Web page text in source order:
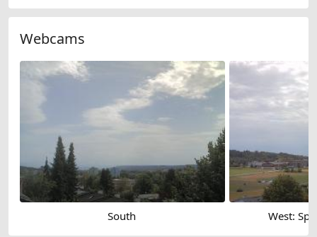
Webcams
South West: